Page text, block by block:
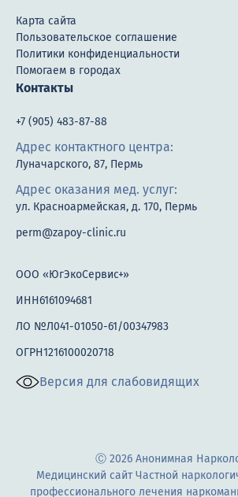
Карта сайта
Пользовательское соглашение
Политики конфиденциальности
Помогаем в городах
Контакты
+7 (905) 483-87-88
Адрес контактного центра:
Луначарского, 87, Пермь
Адрес оказания мед. услуг:
ул. Красноармейская, д. 170, Пермь
perm@zapoy-clinic.ru
ООО «ЮгЭкоСервис+»
ИНН6161094681
ЛО №Л041-01050-61/00347983
ОГРН1216100020718
Версия для слабовидящих
Ⓒ 2026 Анонимная
Медицинский сайт Частной
профессионального лечения